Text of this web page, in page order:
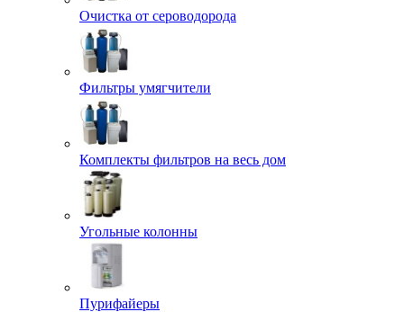
Очистка от сероводорода
Фильтры умягчители
Комплекты фильтров на весь дом
Угольные колонны
Пурифайеры